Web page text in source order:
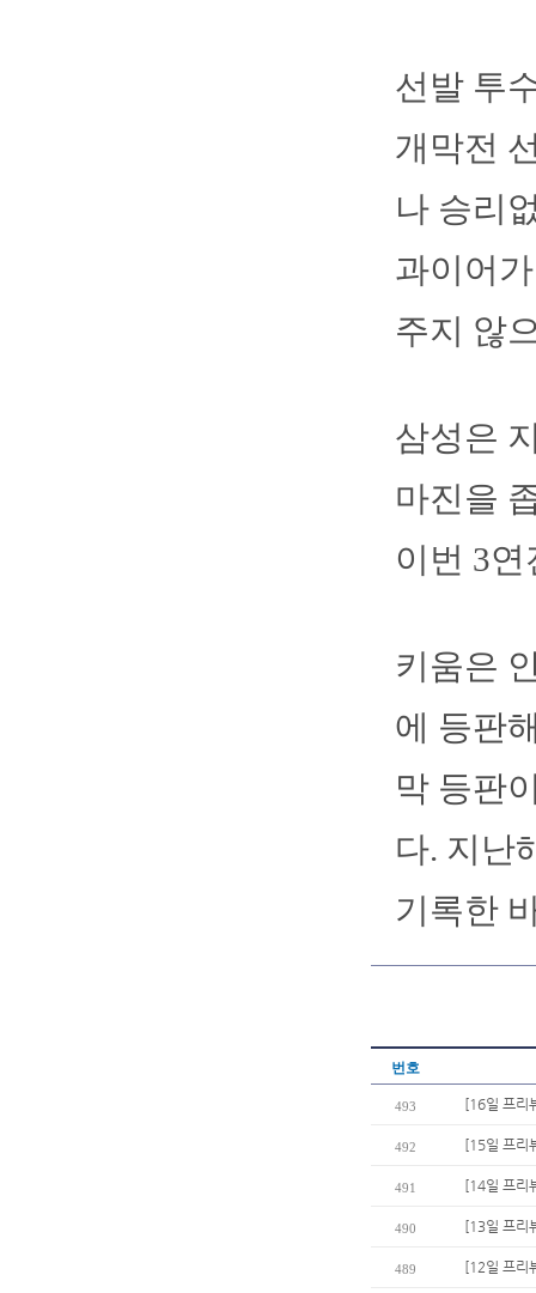
선발 투
개막전
나 승리
과이어
주지 않
삼성은
마진을
이번 3
키움은
에 등판
막 등판
다. 지난
기록한
번호
493 [16일 프리
492 [15일 프리
491 [14일 프리
490 [13일 프리
489 [12일 프리